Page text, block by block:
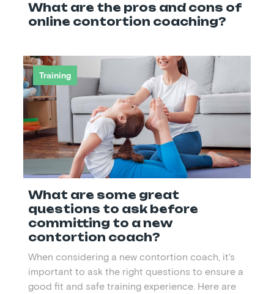
What are the pros and cons of
online contortion coaching?
Training
What are some great
questions to ask before
committing to a new
contortion coach?
When considering a new contortion coach, it's
important to ask the right questions to ensure a
good fit and safe training experience. Here are